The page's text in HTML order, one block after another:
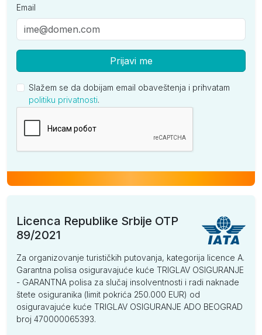
Email
Prijavi me
Slažem se da dobijam email obaveštenja i prihvatam
politiku privatnosti.
Licenca Republike Srbije OTP
89/2021
Za organizovanje turističkih putovanja, kategorija licence A.
Garantna polisa osiguravajuće kuće TRIGLAV OSIGURANJE
- GARANTNA polisa za slučaj insolventnosti i radi naknade
štete osiguranika (limit pokrića 250.000 EUR) od
osiguravajuće kuće TRIGLAV OSIGURANJE ADO BEOGRAD
broj 470000065393.